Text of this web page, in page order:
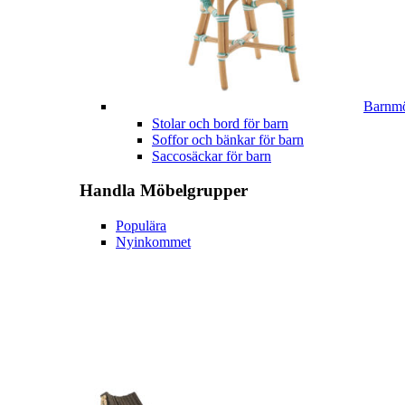
Stolar och bord för barn
Soffor och bänkar för barn
Saccosäckar för barn
Handla Möbelgrupper
Populära
Nyinkommet